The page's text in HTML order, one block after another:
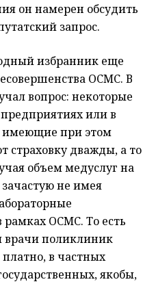
он намерен обсудить
запрос.
избранник еще
ОСМС. В
вопрос: некоторые
или в
имеющие при этом
страховку дважды, а то
объем медуслуг на
не имея
рамках ОСМС. То есть
врачи поликлиник
в частных
якобы,